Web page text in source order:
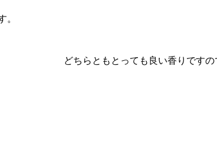
。
、お好みでお選